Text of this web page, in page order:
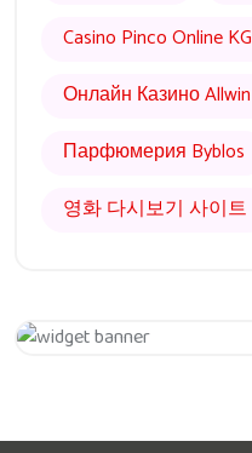
Casino Pinco Online KG
Онлайн Казино Allwin
Парфюмерия Byblos
영화 다시보기 사이트